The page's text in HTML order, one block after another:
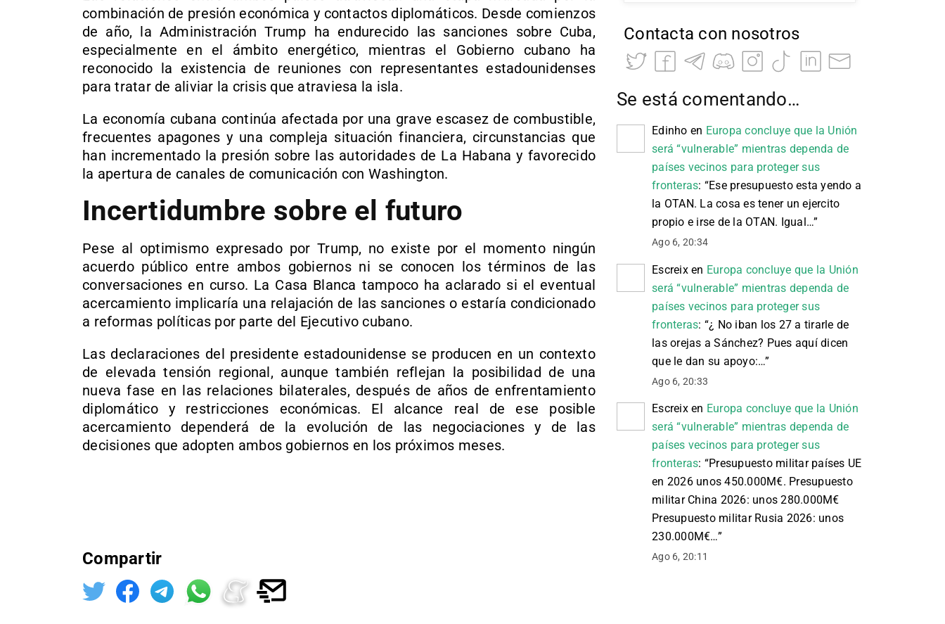
combinación de presión económica y contactos diplomáticos. Desde comienzos
de año, la Administración Trump ha endurecido las sanciones sobre Cuba,
especialmente en el ámbito energético, mientras el Gobierno cubano ha
reconocido la existencia de reuniones con representantes estadounidenses
para tratar de aliviar la crisis que atraviesa la isla.
La economía cubana continúa afectada por una grave escasez de combustible,
frecuentes apagones y una compleja situación financiera, circunstancias que
han incrementado la presión sobre las autoridades de La Habana y favorecido
la apertura de canales de comunicación con Washington.
Incertidumbre sobre el futuro
Pese al optimismo expresado por Trump, no existe por el momento ningún
acuerdo público entre ambos gobiernos ni se conocen los términos de las
conversaciones en curso. La Casa Blanca tampoco ha aclarado si el eventual
acercamiento implicaría una relajación de las sanciones o estaría condicionado
a reformas políticas por parte del Ejecutivo cubano.
Las declaraciones del presidente estadounidense se producen en un contexto
de elevada tensión regional, aunque también reflejan la posibilidad de una
nueva fase en las relaciones bilaterales, después de años de enfrentamiento
diplomático y restricciones económicas. El alcance real de ese posible
acercamiento dependerá de la evolución de las negociaciones y de las
decisiones que adopten ambos gobiernos en los próximos meses.
Compartir
Contacta con nosotros
Se está comentando…
Edinho en Europa concluye que la Unión
será “vulnerable” mientras dependa de
países vecinos para proteger sus
fronteras: “Ese presupuesto esta yendo a
la OTAN. La cosa es tener un ejercito
propio e irse de la OTAN. Igual…”
Ago 6, 20:34
Escreixen Europa concluye que la Unión
será “vulnerable” mientras dependa de
países vecinos para proteger sus
fronteras: “¿ No iban los 27 a tirarle de
las orejas a Sánchez? Pues aquí dicen
que le dan su apoyo:…”
Ago 6, 20:33
Escreixen Europa concluye que la Unión
será “vulnerable” mientras dependa de
países vecinos para proteger sus
fronteras: “Presupuesto militar países UE
en 2026 unos 450.000M€. Presupuesto
militar China 2026: unos 280.000M€
Presupuesto militar Rusia 2026: unos
230.000M€…”
Ago 6, 20:11